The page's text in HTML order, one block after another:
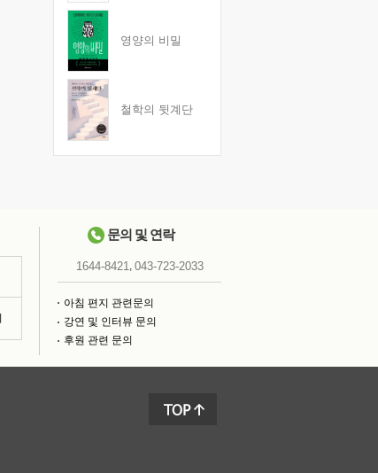
영양의 비밀
철학의 뒷계단
문의 및 연락
1644-8421, 043-723-2033
아침 편지 관련문의
강연 및 인터뷰 문의
후원 관련 문의